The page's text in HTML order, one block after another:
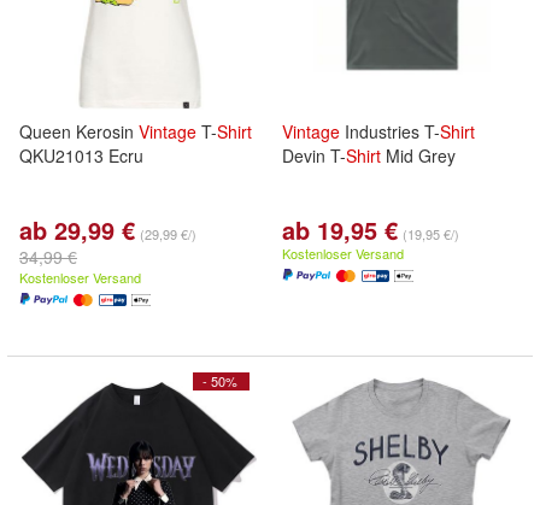
Queen Kerosin Vintage T-Shirt
QKU21013 Ecru
ab 29,99 € (29,99 €/)
34,99 €
Kostenloser Versand
Vintage Industries T-Shirt
Devin T-Shirt Mid Grey
ab 19,95 € (19,95 €/)
Kostenloser Versand
- 50%